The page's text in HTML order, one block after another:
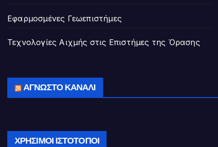
Εφαρμοσμένες Γεωεπιστήμες
Τεχνολογίες Αιχμής στις Επιστήμες της Όρασης
ΆΓΝΩΣΤΟ ΚΑΝΆΛΙ
ΧΡΉΣΙΜΟΙ ΙΣΤΌΤΟΠΟΙ